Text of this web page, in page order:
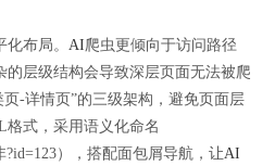
布局。 AI爬虫更倾向于访问路径
的层级结构会导致深层页面无法被爬
-详情页”的三级架构，避免页面层
格式，采用语义化命名
?id=123），搭配面包屑导航，让AI